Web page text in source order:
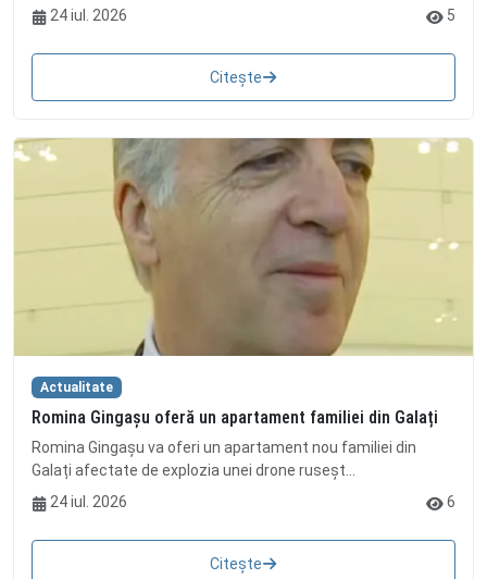
24 iul. 2026
5
Citește
Actualitate
Romina Gingașu oferă un apartament familiei din Galați
Romina Gingașu va oferi un apartament nou familiei din
Galați afectate de explozia unei drone ruseșt...
24 iul. 2026
6
Citește